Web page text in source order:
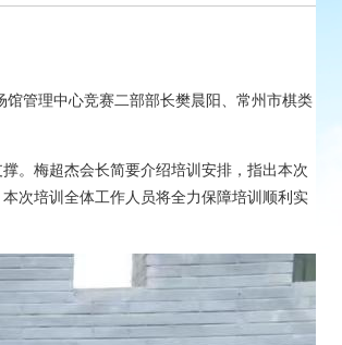
管理中心竞赛二部部长樊晨阳、常州市棋类
。梅超杰会长简要介绍培训安排，指出本次
次培训全体工作人员将全力保障培训顺利实